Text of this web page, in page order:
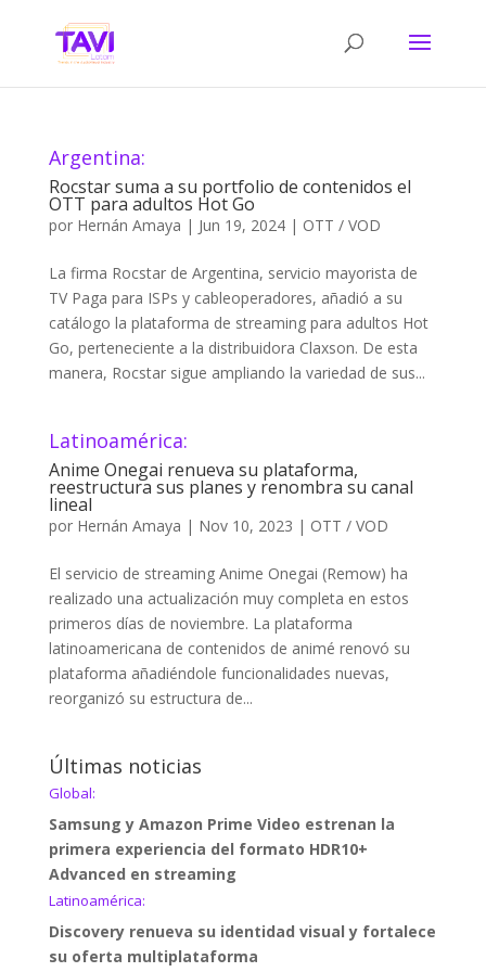
Argentina:
Rocstar suma a su portfolio de contenidos el
OTT para adultos Hot Go
por Hernán Amaya | Jun 19, 2024| OTT / VOD
La firma Rocstar de Argentina, servicio mayorista de
TV Paga para ISPs y cableoperadores, añadió a su
catálogo la plataforma de streaming para adultos Hot
Go, perteneciente a la distribuidora Claxson. De esta
manera, Rocstar sigue ampliando la variedad de sus...
Latinoamérica:
Anime Onegai renueva su plataforma,
reestructura sus planes y renombra su canal
lineal
por Hernán Amaya | Nov 10, 2023 | OTT / VOD
El servicio de streaming Anime Onegai (Remow) ha
realizado una actualización muy completa en estos
primeros días de noviembre. La plataforma
latinoamericana de contenidos de animé renovó su
plataforma añadiéndole funcionalidades nuevas,
reorganizó su estructura de...
Últimas noticias
Global:
Samsung y Amazon Prime Video estrenan la
primera experiencia del formato HDR10+
Advanced en streaming
Latinoamérica:
Discovery renueva su identidad visual y fortalece
su oferta multiplataforma